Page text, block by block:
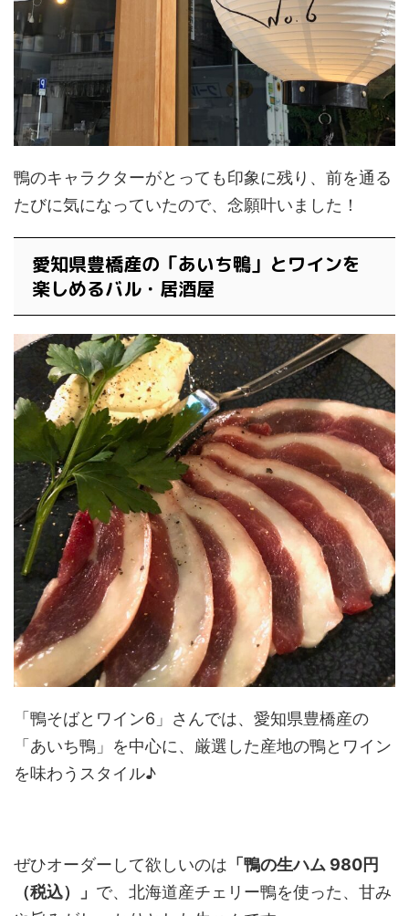
鴨のキャラクターがとっても印象に残り、前を通る
たびに気になっていたので、念願叶いました！
愛知県豊橋産の「あいち鴨」とワインを
楽しめるバル・居酒屋
「鴨そばとワイン6」さんでは、愛知県豊橋産の
「あいち鴨」を中心に、厳選した産地の鴨とワイン
を味わうスタイル♪
ぜひオーダーして欲しいのは 「鴨の生ハム 980円
（税込）」 で、北海道産チェリー鴨を使った、甘み